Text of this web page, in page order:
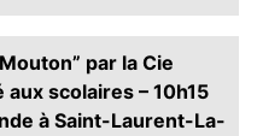
par la Cie
scolaires – 10h15
à Saint-Laurent-La-